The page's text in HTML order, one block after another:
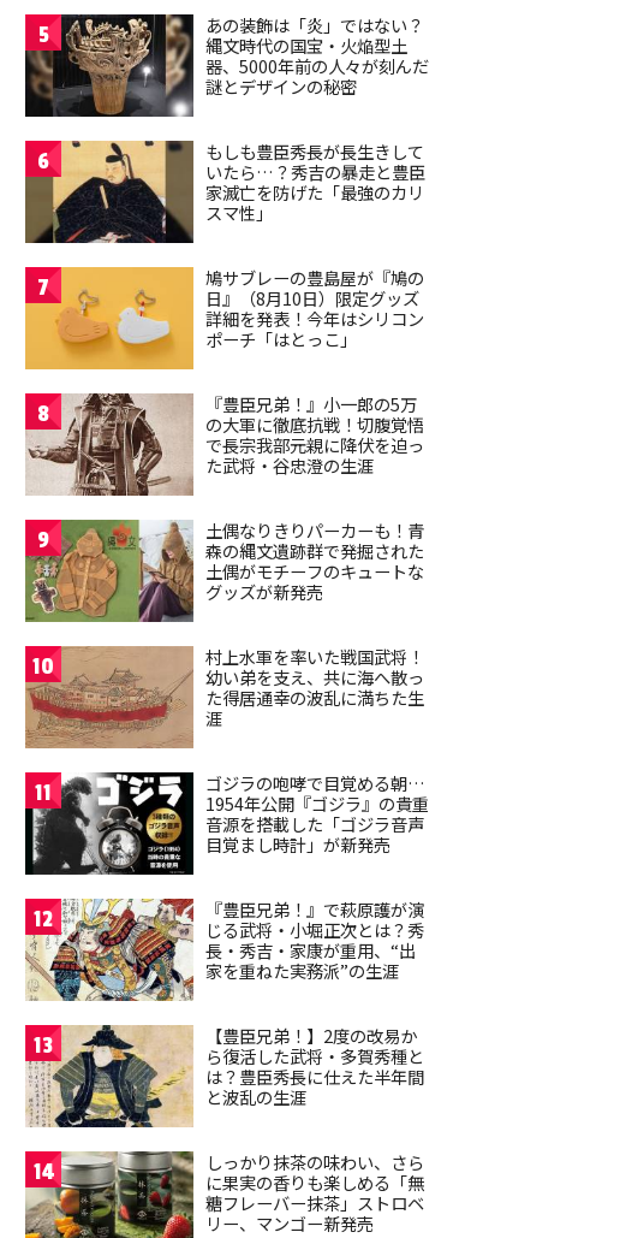
5
あの装飾は「炎」ではない？
縄文時代の国宝・火焔型土
器、5000年前の人々が刻んだ
謎とデザインの秘密
6
もしも豊臣秀長が長生きして
いたら…？秀吉の暴走と豊臣
家滅亡を防げた「最強のカリ
スマ性」
7
鳩サブレーの豊島屋が『鳩の
日』（8月10日）限定グッズ
詳細を発表！今年はシリコン
ポーチ「はとっこ」
8
『豊臣兄弟！』小一郎の5万
の大軍に徹底抗戦！切腹覚悟
で長宗我部元親に降伏を迫っ
た武将・谷忠澄の生涯
9
土偶なりきりパーカーも！青
森の縄文遺跡群で発掘された
土偶がモチーフのキュートな
グッズが新発売
10
村上水軍を率いた戦国武将！
幼い弟を支え、共に海へ散っ
た得居通幸の波乱に満ちた生
涯
11
ゴジラの咆哮で目覚める朝…
1954年公開『ゴジラ』の貴重
音源を搭載した「ゴジラ音声
目覚まし時計」が新発売
12
『豊臣兄弟！』で萩原護が演
じる武将・小堀正次とは？秀
長・秀吉・家康が重用、“出
家を重ねた実務派”の生涯
13
【豊臣兄弟！】2度の改易か
ら復活した武将・多賀秀種と
は？豊臣秀長に仕えた半年間
と波乱の生涯
14
しっかり抹茶の味わい、さら
に果実の香りも楽しめる「無
糖フレーバー抹茶」ストロベ
リー、マンゴー新発売